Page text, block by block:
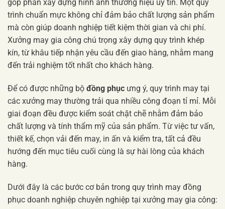
góp phần xây dựng hình ảnh thương hiệu uy tín. Một quy
trình chuẩn mực không chỉ đảm bảo chất lượng sản phẩm
mà còn giúp doanh nghiệp tiết kiệm thời gian và chi phí.
Xưởng may gia công chú trọng xây dựng quy trình khép
kín, từ khâu tiếp nhận yêu cầu đến giao hàng, nhằm mang
đến trải nghiệm tốt nhất cho khách hàng.
Để có được những bộ đồng phục ưng ý, quy trình may tại
các xưởng may thường trải qua nhiều công đoạn tỉ mỉ. Mỗi
giai đoạn đều được kiểm soát chặt chẽ nhằm đảm bảo
chất lượng và tính thẩm mỹ của sản phẩm. Từ việc tư vấn,
thiết kế, chọn vải đến may, in ấn và kiểm tra, tất cả đều
hướng đến mục tiêu cuối cùng là sự hài lòng của khách
hàng.
Dưới đây là các bước cơ bản trong quy trình may đồng
phục doanh nghiệp chuyên nghiệp tại xưởng may gia công: